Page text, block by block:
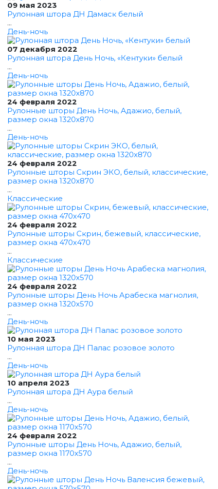
09 мая 2023
Рулонная штора ДН Дамаск белый
...
День-ночь
07 декабря 2022
Рулонная штора День Ночь, «Кентуки» белый
...
День-ночь
24 февраля 2022
Рулонные шторы День Ночь, Адажио, белый,
размер окна 1320x870
...
День-ночь
24 февраля 2022
Рулонные шторы Скрин ЭКО, белый, классические,
размер окна 1320x870
...
Классические
24 февраля 2022
Рулонные шторы Скрин, бежевый, классические,
размер окна 470x470
...
Классические
24 февраля 2022
Рулонные шторы День Ночь Арабеска магнолия,
размер окна 1320x570
...
День-ночь
10 мая 2023
Рулонная штора ДН Палас розовое золото
...
День-ночь
10 апреля 2023
Рулонная штора ДН Аура белый
...
День-ночь
24 февраля 2022
Рулонные шторы День Ночь, Адажио, белый,
размер окна 1170x570
...
День-ночь